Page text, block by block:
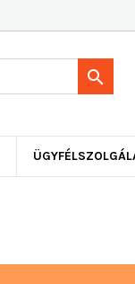
